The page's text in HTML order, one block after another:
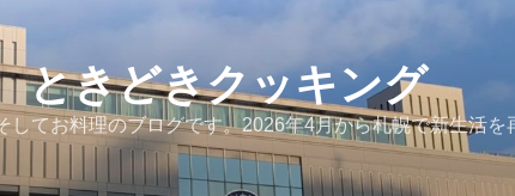
ときどきクッキング
してお料理のブログです。2026年4月から札幌で新生活